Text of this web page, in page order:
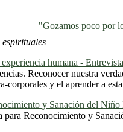
"Gozamos poco por
espirituales
humana -
Reconocer nuestra
corporales y el aprender a
y Sanación del
Reconocimiento y